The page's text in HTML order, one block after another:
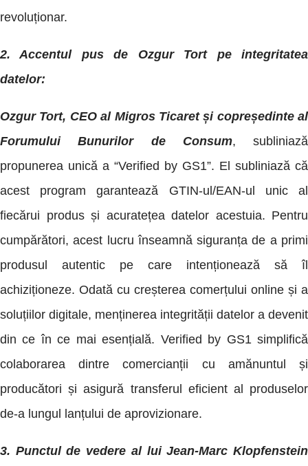
revoluționar.
2. Accentul pus de Ozgur Tort pe integritatea
datelor:
Ozgur Tort, CEO al Migros Ticaret și copreședinte al
Forumului Bunurilor de Consum, subliniază
propunerea unică a “Verified by GS1”. El subliniază că
acest program garantează GTIN-ul/EAN-ul unic al
fiecărui produs și acuratețea datelor acestuia. Pentru
cumpărători, acest lucru înseamnă siguranța de a primi
produsul autentic pe care intenționează să îl
achiziționeze. Odată cu creșterea comerțului online și a
soluțiilor digitale, menținerea integrității datelor a devenit
din ce în ce mai esențială. Verified by GS1 simplifică
colaborarea dintre comercianții cu amănuntul și
producători și asigură transferul eficient al produselor
de-a lungul lanțului de aprovizionare.
3. Punctul de vedere al lui Jean-Marc Klopfenstein